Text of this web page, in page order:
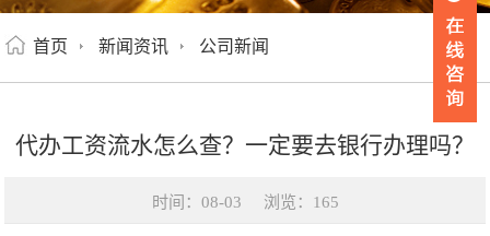
首页 新闻资讯 公司新闻
代办工资流水怎么查？一定要去银行办理吗？
时间：08-03 浏览：165